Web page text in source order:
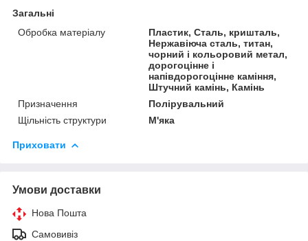
Загальні
Обробка матеріалу
Пластик, Сталь, кришталь,
Нержавіюча сталь, титан,
чорний і кольоровий метал,
дорогоцінне і
напівдорогоцінне каміння,
Штучний камінь, Камінь
Призначення
Полірувальний
Щільність структури
М'яка
Приховати
Умови доставки
Нова Пошта
Самовивіз